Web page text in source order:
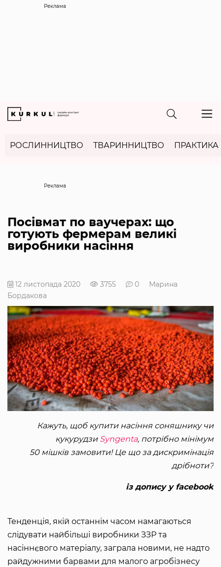
Реклама
РОСЛИННИЦТВО ТВАРИННИЦТВО ПРАКТИКА
Посівмат по ваучерах: що
готують фермерам великі
виробники насіння
12 листопада 2020 3755 0
Марина
Бордакова
Кажуть, щоб купити насіння соняшнику чи
кукурудзи Syngenta, потрібно мінімум
50 мішків замовити! Це що за дискримінація
дрібноти?
із допису у facebook
Тенденція, якій останнім часом намагаються
слідувати найбільші виробники ЗЗР та
насіннєвого матеріалу, заграла новими, не надто
райдужними барвами для малого агробізнесу
Реклама